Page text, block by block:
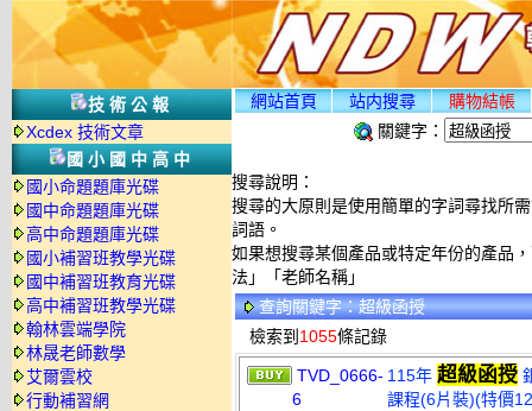
技術公報
Xcdex 技術文章
國小國中高中
國小命題題庫光碟
國中命題題庫光碟
高中命題題庫光碟
國小補習班教學光碟
國中補習班教育光碟
高中補習班教學光碟
翰林雲端學院
林晟老師數學
艾爾雲校
行動補習網
網站首頁 站内搜尋
購物結帳
關鍵字：
搜尋說明：
搜尋的大原則是使用簡單的字詞尋找所
詞語。
如果想搜尋某個產品或特定年份的產品
法」「老師名稱」
查詢關鍵字：超級函授
檢索到 1055條記錄
TVD_0666-
6
115年 超級函授
課程(6片裝)(特價